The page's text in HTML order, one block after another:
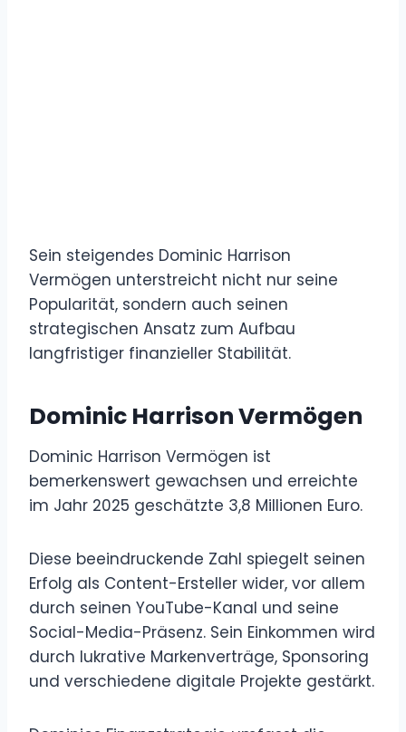
Sein steigendes Dominic Harrison
Vermögen unterstreicht nicht nur seine
Popularität, sondern auch seinen
strategischen Ansatz zum Aufbau
langfristiger finanzieller Stabilität.
Dominic Harrison Vermögen
Dominic Harrison Vermögen ist
bemerkenswert gewachsen und erreichte
im Jahr 2025 geschätzte 3,8 Millionen Euro.
Diese beeindruckende Zahl spiegelt seinen
Erfolg als Content-Ersteller wider, vor allem
durch seinen YouTube-Kanal und seine
Social-Media-Präsenz. Sein Einkommen wird
durch lukrative Markenverträge, Sponsoring
und verschiedene digitale Projekte gestärkt.